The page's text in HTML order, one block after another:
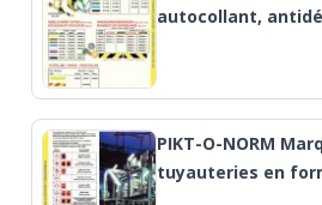
autocollant,
PIKT-O-NORM
tuyauteries en